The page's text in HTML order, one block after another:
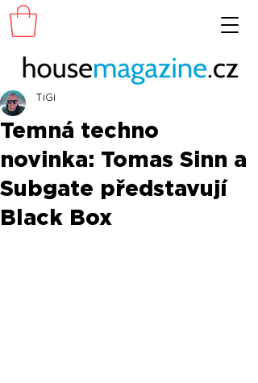
Temná techno
novinka: Tomas Sinn a
Subgate představují
Black Box
TiGi